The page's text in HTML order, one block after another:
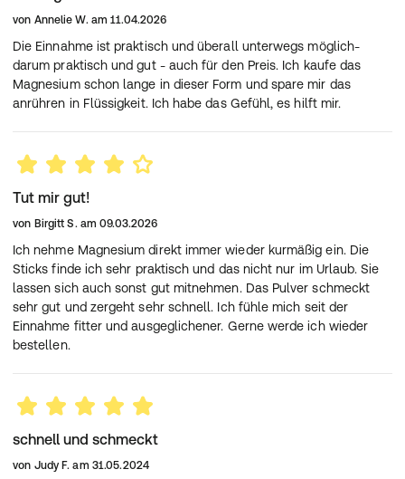
Aroma, Pyridoxinhydrochlorid, Süßungsmittel Aspartam,
Trennmittel Magnesiumsalze der Speisefettsäuren,
Süßungsmittel Acesulfam K, Pteroylmonoglutaminsäure,
Cyanocobalamin
Zusammensetzung
pro Tagesportion (= 1
Beutel)
%
NRV*
Magnesium
400 mg
107 %
Vitamin B6
Vitamin B12
Folsäure
Verzehrsempfehlung:
Täglich den Inhalt eines Beutels verzehren. Die Micro -
Pellets direkt auf die Zunge geben, langsam zergehen
aufreißen.
Hinweis:
Die angegebene empfohlene tägliche Verzehrsmenge
darf nicht überschritten werden.
ausgewogene und abwechslungsreiche Ernährung und
von Annelie W. am 11.04.2026
Die Einnahme ist praktisch und überall unterwegs möglich-
darum praktisch und gut - auch für den Preis. Ich kaufe das
Magnesium schon lange in dieser Form und spare mir das
anrühren in Flüssigkeit. Ich habe das Gefühl, es hilft mir.
Tut mir gut!
von Birgitt S. am 09.03.2026
Ich nehme Magnesium direkt immer wieder kurmäßig ein. Die
Sticks finde ich sehr praktisch und das nicht nur im Urlaub. Sie
lassen sich auch sonst gut mitnehmen. Das Pulver schmeckt
sehr gut und zergeht sehr schnell. Ich fühle mich seit der
Einnahme fitter und ausgeglichener. Gerne werde ich wieder
bestellen.
schnell und schmeckt
von Judy F. am 31.05.2024